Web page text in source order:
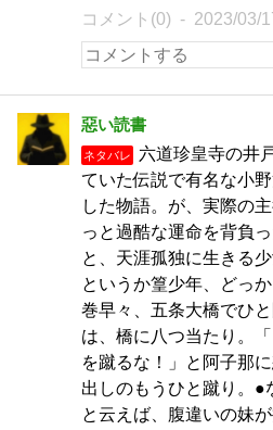
コメント(0) 2023/03/
惡い読書
ネタバレ
六道珍皇寺の井
ていた伝説で有名な小
した物語。が、実際の
っと過酷な運命を背負
と、天涯孤独に生きる
というか篁少年、どっ
巻早々、五条大橋でひ
は、橋に八つ当たり。
を蹴るな！」と阿子那
出しのもうひと蹴り。●
と云えば、腹違いの妹